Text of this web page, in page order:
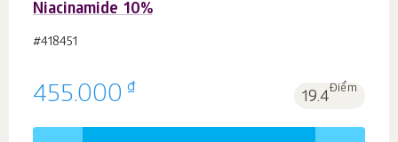
Niacinamide 10%
#418451
455.000 ₫ 19.4Điểm